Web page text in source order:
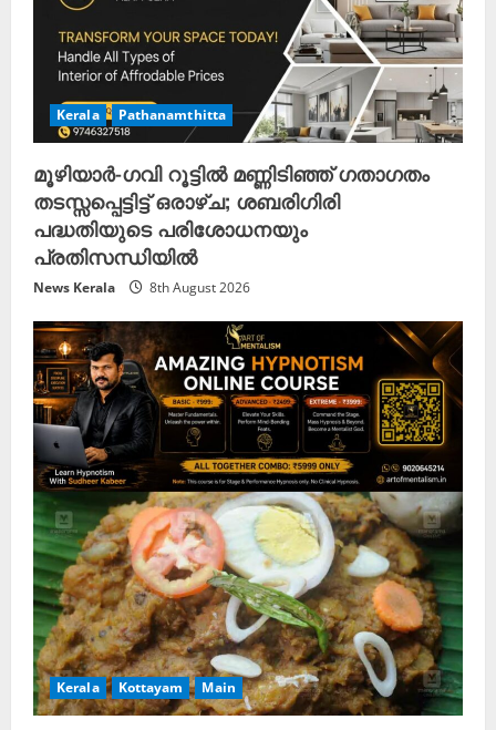
Kerala Pathanamthitta
മൂഴിയാർ-ഗവി റൂട്ടിൽ മണ്ണിടിഞ്ഞ് ഗതാഗതം
തടസ്സപ്പെട്ടിട്ട് ഒരാഴ്ച; ശബരിഗിരി
പദ്ധതിയുടെ പരിശോധനയും
പ്രതിസന്ധിയിൽ
News Kerala 8th August 2026
Kerala Kottayam Main